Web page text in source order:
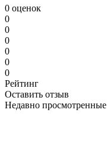
0 оценок
0
0
0
0
0
0
Рейтинг
Оставить отзыв
Недавно просмотренные